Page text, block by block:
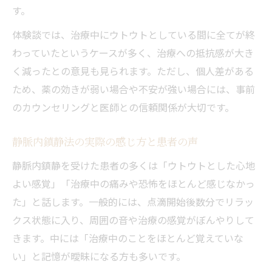
静脈内鎮静後に体験する記憶の特徴
不安軽減に役立つ静脈内鎮静の安心ポイント
静脈内鎮静で治療の不安を減らすコツ
静脈内鎮静の安心ポイントと安全対策
静脈内鎮静で不安が軽減される理由
静脈内鎮静でリラックスできるポイント
す。
体験談では、治療中にウトウトとしている間に全てが終
わっていたというケースが多く、治療への抵抗感が大き
く減ったとの意見も見られます。ただし、個人差がある
ため、薬の効きが弱い場合や不安が強い場合には、事前
のカウンセリングと医師との信頼関係が大切です。
静脈内鎮静法の実際の感じ方と患者の声
静脈内鎮静を受けた患者の多くは「ウトウトとした心地
よい感覚」「治療中の痛みや恐怖をほとんど感じなかっ
た」と話します。一般的には、点滴開始後数分でリラッ
クス状態に入り、周囲の音や治療の感覚がぼんやりして
きます。中には「治療中のことをほとんど覚えていな
い」と記憶が曖昧になる方も多いです。